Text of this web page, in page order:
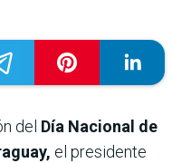
del Día Nacional de
el presidente